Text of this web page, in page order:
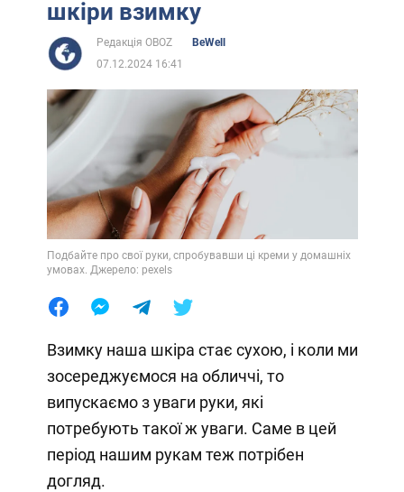
шкіри взимку
Редакція OBOZ
BeWell
07.12.2024 16:41
Подбайте про свої руки, спробувавши ці креми у домашніх
умовах. Джерело: pexels
Взимку наша шкіра стає сухою, і коли ми
зосереджуємося на обличчі, то
випускаємо з уваги руки, які
потребують такої ж уваги. Саме в цей
період нашим рукам теж потрібен
догляд.